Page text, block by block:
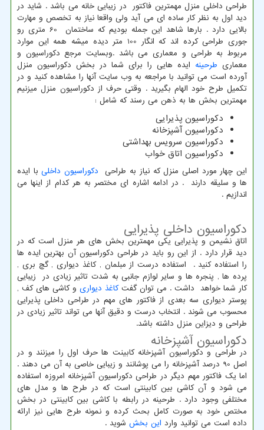
طراحی داخلی منزل مهمترین فاکتور در زیبایی خانه می باشد . شاید در
دید اول به نظر کار ساده ای می آید ولی واقعا نیاز به تخصص و مهارت
بالایی دارد . بارها شاهد این جمله بودیم که ساختمان 60 متری رو
جوری طراحی کرده اند که انگار 100 متر دیده میشه همه این موارد
مربوط به طراحی و معماری می باشد .وبسایت مرجع دکوراسیون و
معماری طرحینه ایده هایی را برای شما در بخش دکوراسیون منزل
آورده است می توانید با مراجعه به وب سایت آنها را مشاهده کنید و در
تکمیل طرح خود الهام بگیرید . وقتی حرف از دکوراسیون منزل میزنیم
مهمترین بخش ها به ذهن می رسند که شامل :
دکوراسیون پذیرایی
دکوراسیون آشپزخانه
دکوراسیون سرویس بهداشتی
دکوراسیون اتاق خواب
این چهار مورد اصلی منزل که نیاز به طراحی دکوراسیون داخلیبا ایده
ها و سلیقه دارند . در ادامه اشاره ای مختصر به هر کدام از اینها می
اندازیم .
دکوراسیون داخلی پذیرایی
اتاق نشیمن و پذیرایی یکی مهمترین بخش های هر منزل است که در
دید قرار دارد . از این رو باید در طراحی دکوراسیون آن بهترین ایده ها
را استفاده کنید . استفاده درست از مبلمان , کاغذ دیواری , گچ بری ,
پرده ها , پنجره ها و سایر لوازم جانبی به شدت تاثیر زیادی در زیبایی
کار شما خواهد داشت . می توان گفتکاغذ دیواری و کاشی های کف ,
پوستر دیواری سه بعدی از فاکتور های مهم در طراحی داخلی پذیرایی
محسوب می شوند . انتخاب درست و دقیق آنها می تواند تاثیر زیادی در
طراحی و دیزاین منزل داشته باشد.
دکوراسیون آشپزخانه
در طراحی و دکوراسیون آشپزخانه کابینت ها حرف اول را میزنند و در
اصل 90 درصد آشپزخانه را می پوشانند و زیبایی خاصی به آن می دهند .
اما یک فاکتور مهم دیگر در طراحی دکوراسیون آشپزخانه امروزه استفاده
می شود و آن کاشی بین کابینتی است که در طرح ها و مدل های
مختلفی وجود دارد . طرحینه در رابطه با کاشی بین کابینتی در بخش
مختص خود به صورت کامل بحث کرده و نمونه طرح هایی نیز ارائه
داده است می توانید وارد این بخش شوید .